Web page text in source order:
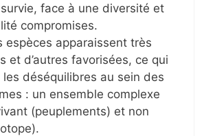
face à une diversité et
compromises.
espèces apparaissent très
et d’autres favorisées, ce qui
les déséquilibres au sein des
: un ensemble complexe
(peuplements) et non